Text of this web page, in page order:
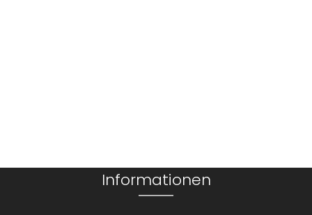
Informationen